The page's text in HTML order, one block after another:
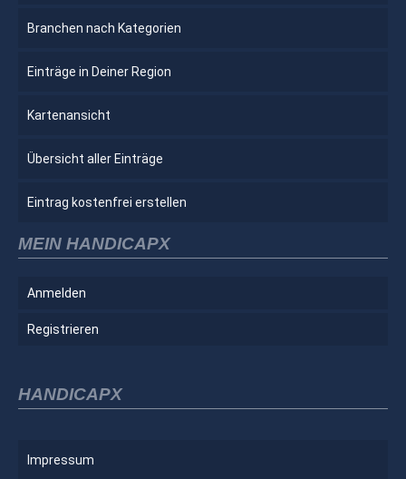
Branchen nach Kategorien
Einträge in Deiner Region
Kartenansicht
Übersicht aller Einträge
Eintrag kostenfrei erstellen
MEIN HANDICAPX
Anmelden
Registrieren
HANDICAPX
Impressum